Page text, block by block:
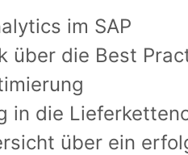
im SAP
über die Best
in die
über ein